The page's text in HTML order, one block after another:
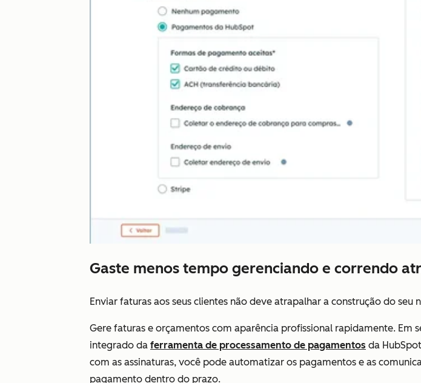
Gaste menos tempo gerenciando e correndo
Enviar faturas aos seus clientes não deve atrapalhar a construção do seu
Gere faturas e orçamentos com aparência profissional rapidamente.
integrado da ferramenta de processamento de pagamentos da
com as assinaturas, você pode automatizar os pagamentos e as
pagamento dentro do prazo.